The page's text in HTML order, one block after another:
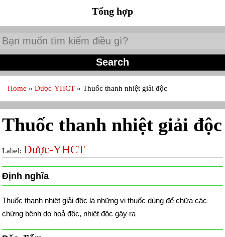
Tổng hợp
Home » Dược-YHCT » Thuốc thanh nhiệt giải độc
Thuốc thanh nhiệt giải độc
Label: Dược-YHCT
Định nghĩa
Thuốc thanh nhiệt giải độc là những vị thuốc dùng để chữa các
chứng bệnh do hoả độc, nhiệt độc gây ra